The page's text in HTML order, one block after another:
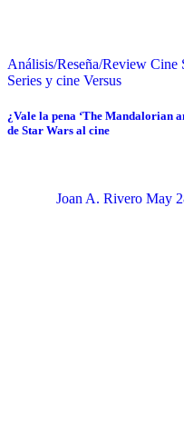
Análisis/Reseña/Review Cine
Series y cine Versus
¿Vale la pena ‘The Mandalorian
de Star Wars al cine
Joan A. Rivero May